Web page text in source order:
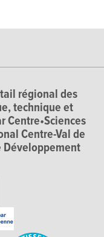
régional des
technique et
Centre•Sciences
Centre-Val de
Développement